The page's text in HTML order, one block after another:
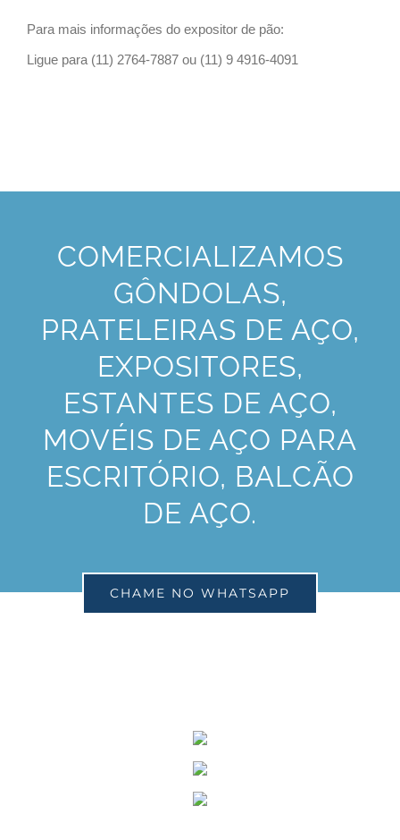
Para mais informações do expositor de pão:
Ligue para (11) 2764-7887 ou (11) 9 4916-4091
COMERCIALIZAMOS
GÔNDOLAS,
PRATELEIRAS DE AÇO,
EXPOSITORES,
ESTANTES DE AÇO,
MOVÉIS DE AÇO PARA
ESCRITÓRIO, BALCÃO
DE AÇO.
CHAME NO WHATSAPP